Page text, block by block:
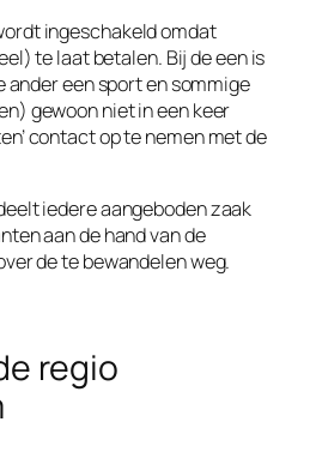
ingeschakeld omdat
te laat betalen. Bij de een is
ander een sport en sommige
gewoon niet in een keer
contact op te nemen met de
iedere aangeboden zaak
aan de hand van de
de te bewandelen weg.
regio